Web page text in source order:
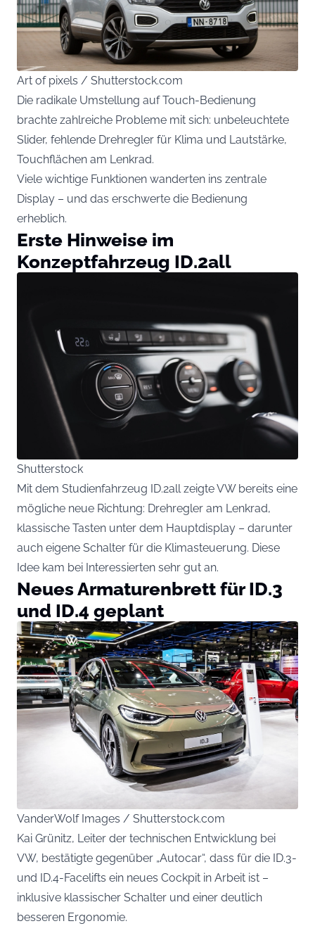
Art of pixels / Shutterstock.com
Die radikale Umstellung auf Touch-Bedienung
brachte zahlreiche Probleme mit sich: unbeleuchtete
Slider, fehlende Drehregler für Klima und Lautstärke,
Touchflächen am Lenkrad.
Viele wichtige Funktionen wanderten ins zentrale
Display – und das erschwerte die Bedienung
erheblich.
Erste Hinweise im
Konzeptfahrzeug ID.2all
Shutterstock
Mit dem Studienfahrzeug ID.2all zeigte VW bereits eine
mögliche neue Richtung: Drehregler am Lenkrad,
klassische Tasten unter dem Hauptdisplay – darunter
auch eigene Schalter für die Klimasteuerung. Diese
Idee kam bei Interessierten sehr gut an.
Neues Armaturenbrett für ID.3
und ID.4 geplant
VanderWolf Images / Shutterstock.com
Kai Grünitz, Leiter der technischen Entwicklung bei
VW, bestätigte gegenüber „Autocar“, dass für die ID.3-
und ID.4-Facelifts ein neues Cockpit in Arbeit ist –
inklusive klassischer Schalter und einer deutlich
besseren Ergonomie.